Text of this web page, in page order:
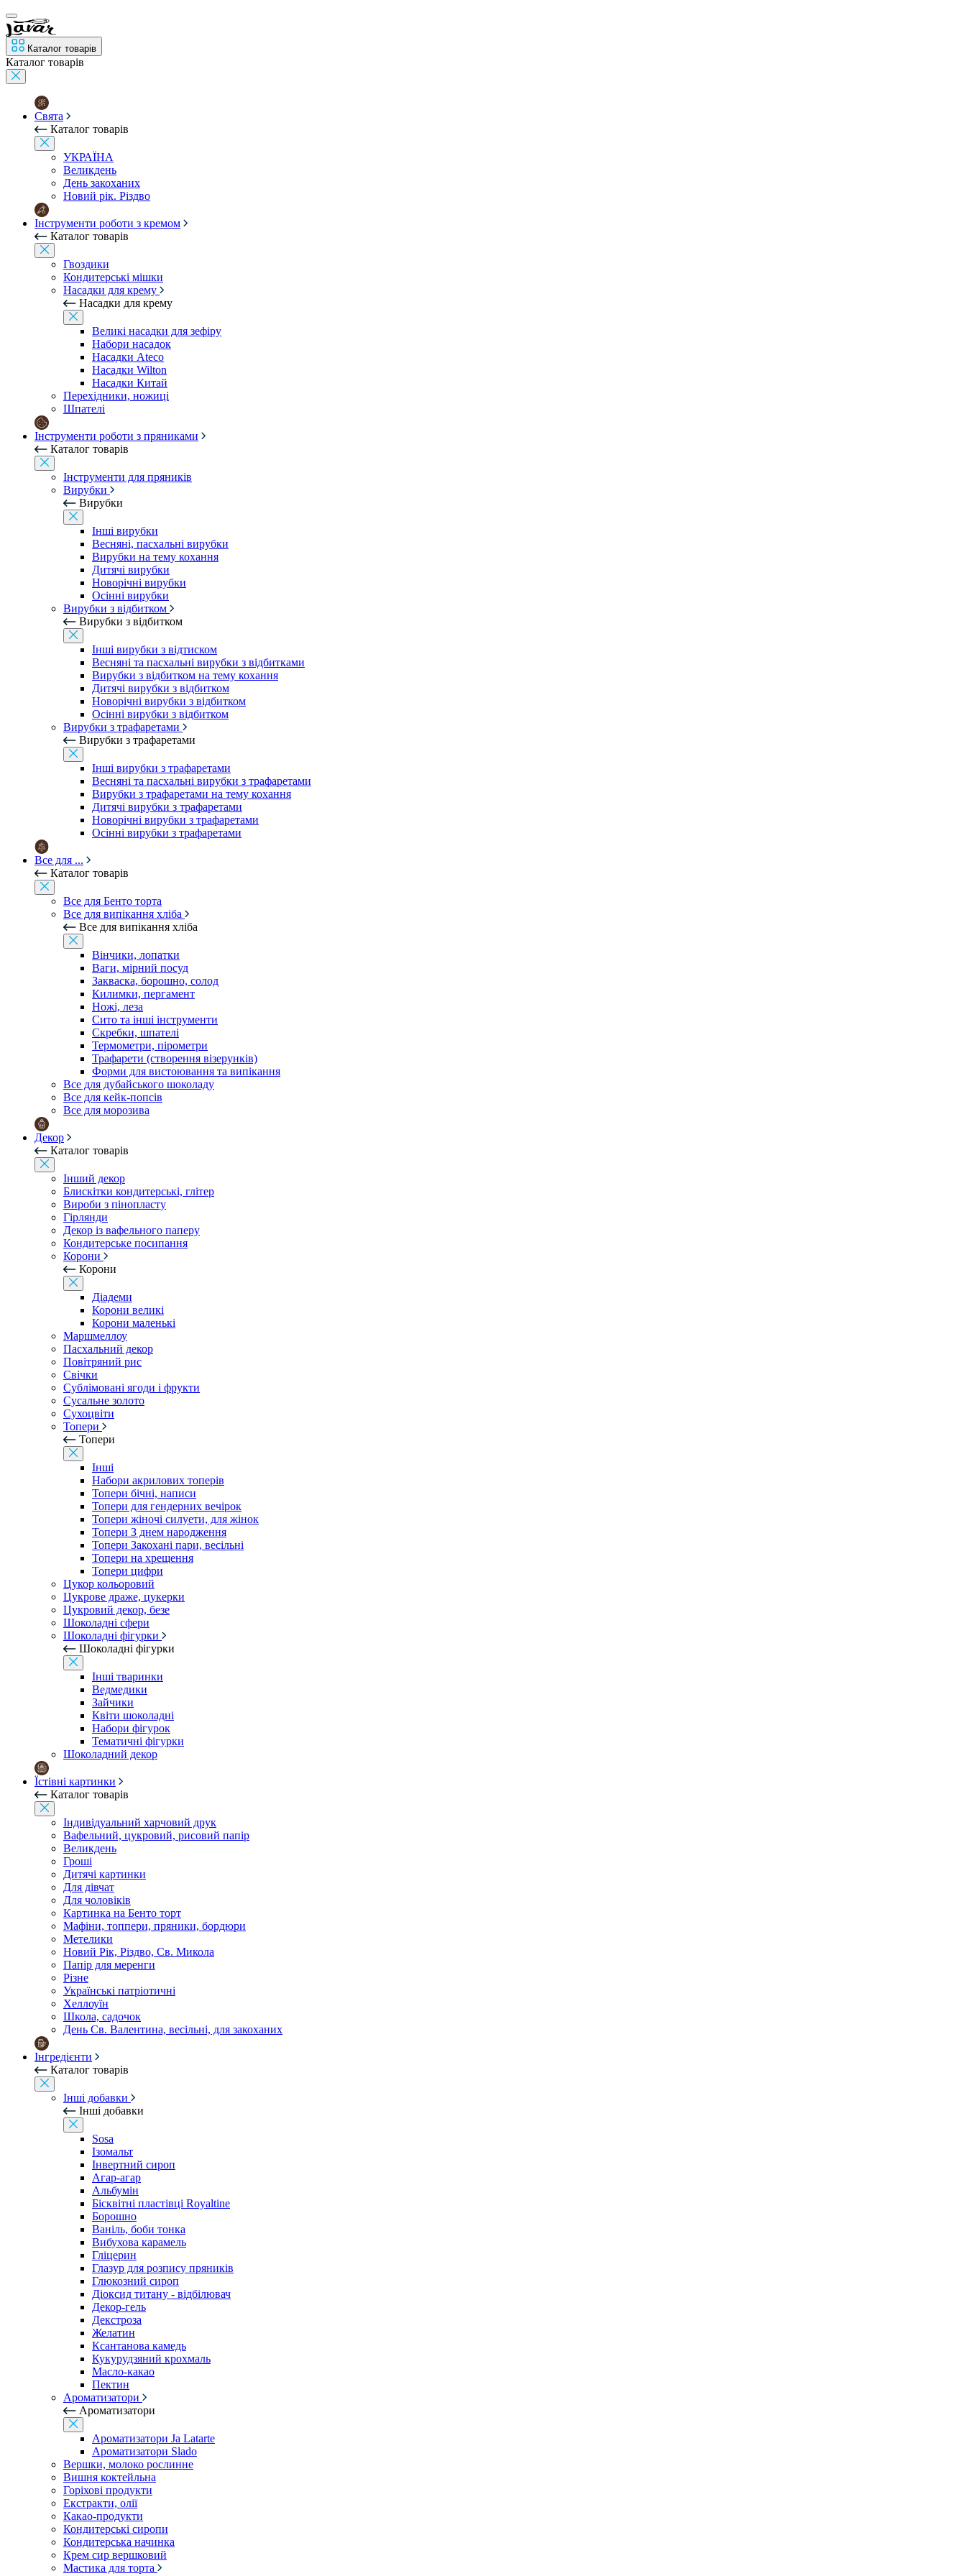
Каталог товарів
Каталог товарів
Свята
Каталог товарів
УКРАЇНА
Великдень
День закоханих
Новий рік. Різдво
Інструменти роботи з кремом
Каталог товарів
Гвоздики
Кондитерські мішки
Насадки для крему
Насадки для крему
Великі насадки для зефіру
Набори насадок
Насадки Ateco
Насадки Wilton
Насадки Китай
Перехідники, ножиці
Шпателі
Інструменти роботи з пряниками
Каталог товарів
Інструменти для пряників
Вирубки
Вирубки
Інші вирубки
Весняні, пасхальні вирубки
Вирубки на тему кохання
Дитячі вирубки
Новорічні вирубки
Осінні вирубки
Вирубки з відбитком
Вирубки з відбитком
Інші вирубки з відтиском
Весняні та пасхальні вирубки з відбитками
Вирубки з відбитком на тему кохання
Дитячі вирубки з відбитком
Новорічні вирубки з відбитком
Осінні вирубки з відбитком
Вирубки з трафаретами
Вирубки з трафаретами
Інші вирубки з трафаретами
Весняні та пасхальні вирубки з трафаретами
Вирубки з трафаретами на тему кохання
Дитячі вирубки з трафаретами
Новорічні вирубки з трафаретами
Осінні вирубки з трафаретами
Все для ...
Каталог товарів
Все для Бенто торта
Все для випікання хліба
Все для випікання хліба
Вінчики, лопатки
Ваги, мірний посуд
Закваска, борошно, солод
Килимки, пергамент
Ножі, леза
Сито та інші інструменти
Скребки, шпателі
Термометри, пірометри
Трафарети (створення візерунків)
Форми для вистоювання та випікання
Все для дубайського шоколаду
Все для кейк-попсів
Все для морозива
Декор
Каталог товарів
Інший декор
Блискітки кондитерські, глітер
Вироби з пінопласту
Гірлянди
Декор із вафельного паперу
Кондитерське посипання
Корони
Корони
Діадеми
Корони великі
Корони маленькі
Маршмеллоу
Пасхальний декор
Повітряний рис
Свічки
Сублімовані ягоди і фрукти
Сусальне золото
Сухоцвіти
Топери
Топери
Інші
Набори акрилових топерів
Топери бічні, написи
Топери для гендерних вечірок
Топери жіночі силуети, для жінок
Топери З днем ​​народження
Топери Закохані пари, весільні
Топери на хрещення
Топери цифри
Цукор кольоровий
Цукрове драже, цукерки
Цукровий декор, безе
Шоколадні сфери
Шоколадні фігурки
Шоколадні фігурки
Інші тваринки
Ведмедики
Зайчики
Квіти шоколадні
Набори фігурок
Тематичні фігурки
Шоколадний декор
Їстівні картинки
Каталог товарів
Індивідуальний харчовий друк
Вафельний, цукровий, рисовий папір
Великдень
Гроші
Дитячі картинки
Для дівчат
Для чоловіків
Картинка на Бенто торт
Мафіни, топпери, пряники, бордюри
Метелики
Новий Рік, Різдво, Св. Микола
Папір для меренги
Різне
Українські патріотичні
Хеллоуїн
Школа, садочок
День Св. Валентина, весільні, для закоханих
Інгредієнти
Каталог товарів
Інші добавки
Інші добавки
Sosa
Ізомальт
Інвертний сироп
Агар-агар
Альбумін
Бісквітні пластівці Royaltine
Борошно
Ваніль, боби тонка
Вибухова карамель
Гліцерин
Глазур для розпису пряників
Глюкозний сироп
Діоксид титану - відбілювач
Декор-гель
Декстроза
Желатин
Ксантанова камедь
Кукурудзяний крохмаль
Масло-какао
Пектин
Ароматизатори
Ароматизатори
Ароматизатори Ja Latarte
Ароматизатори Slado
Вершки, молоко рослинне
Вишня коктейльна
Горіхові продукти
Екстракти, олії
Какао-продукти
Кондитерські сиропи
Кондитерська начинка
Крем сир вершковий
Мастика для торта